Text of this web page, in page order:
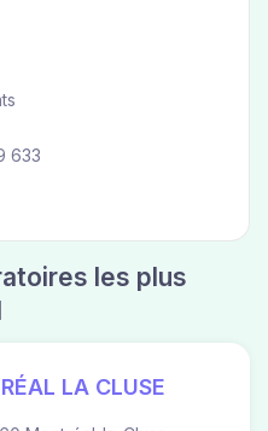
633
les plus
LA CLUSE